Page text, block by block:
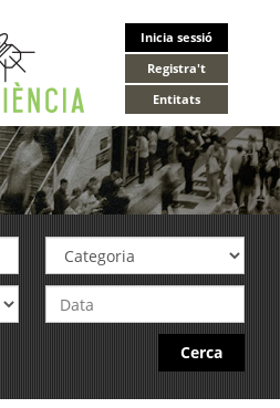
Inicia sessió
Registra't
Entitats
Cerca